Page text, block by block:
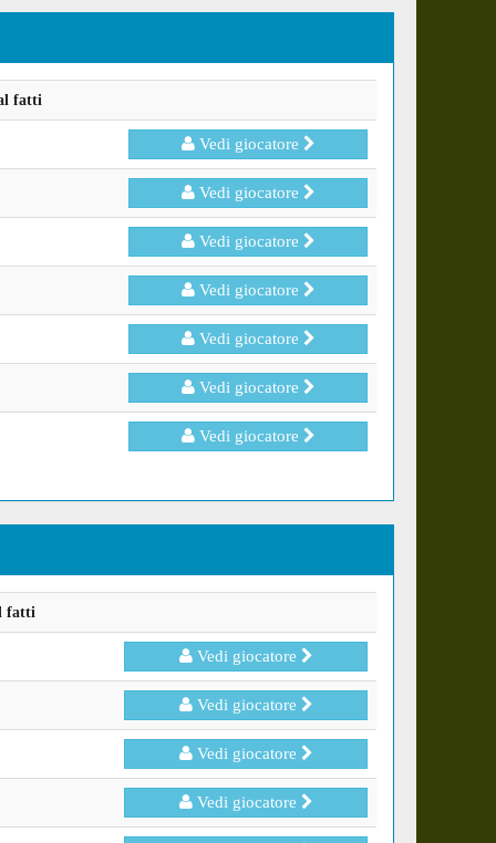
fatti
Vedi giocatore
Vedi giocatore
Vedi giocatore
Vedi giocatore
Vedi giocatore
Vedi giocatore
Vedi giocatore
fatti
Vedi giocatore
Vedi giocatore
Vedi giocatore
Vedi giocatore